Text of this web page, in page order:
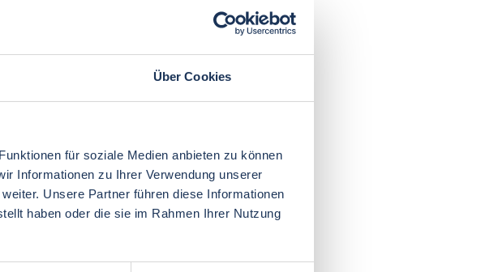
Über Cookies
für soziale Medien anbieten zu können
Informationen zu Ihrer Verwendung unserer
Unsere Partner führen diese Informationen
haben oder die sie im Rahmen Ihrer Nutzung